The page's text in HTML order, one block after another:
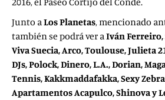
Junto aLos Planetas, mencionado
también se podrá ver aIván Ferreiro,
Viva Suecia, Arco, Toulouse, Julieta
DJs, Polock, Dinero, L.A., Dorian,
Tennis, Kakkmaddafakka, Sexy
Apartamentos Acapulco, Shinova y